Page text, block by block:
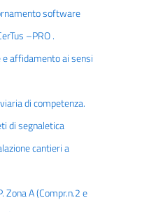
software
–PRO .
affidamento ai sensi
di competenza.
di segnaletica
cantieri a
Zona A (Compr.n.2 e